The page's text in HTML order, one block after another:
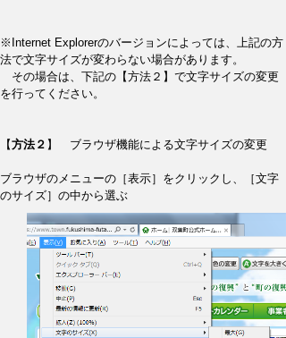
※Internet Explorerのバージョンによっては、上記の方
法で文字サイズが変わらない場合があります。
その場合は、下記の【方法２】で文字サイズの変更
を行ってください。
【方法２ 】 ブラウザ機能による文字サイズの変更
ブラウザのメニューの［表示］をクリックし、［文字
のサイズ］の中から選ぶ